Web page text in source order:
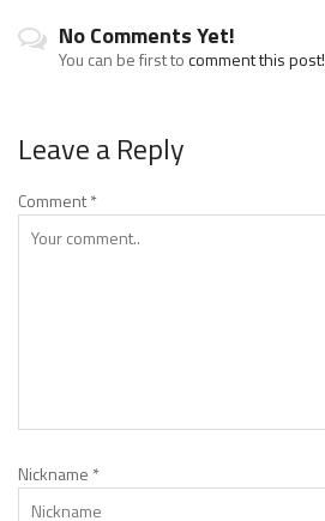
No Comments Yet!
You can be first tocomment this post!
Leave a Reply
Comment*
Nickname *